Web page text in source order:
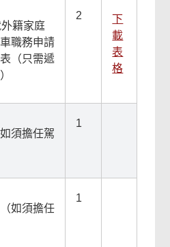
籍家庭
職務申請
（只需遞
2
下
載
表
格
須擔任駕
1
如須擔任
1